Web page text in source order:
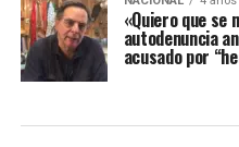
«Quiero que se
autodenuncia
acusado por